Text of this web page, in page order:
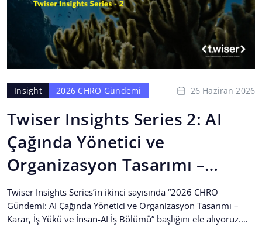
Insight 2026 CHRO Gündemi 26 Haziran 2026
Twiser Insights Series 2: AI
Çağında Yönetici ve
Organizasyon Tasarımı –
Karar, İş Yükü ve İnsan-AI İş
Bölümü
Twiser Insights Series’in ikinci sayısında “2026 CHRO
Gündemi: AI Çağında Yönetici ve Organizasyon Tasarımı –
Karar, İş Yükü ve İnsan-AI İş Bölümü” başlığını ele alıyoruz.